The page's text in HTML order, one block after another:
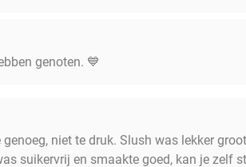
genoten. 💙
niet te druk. Slush was lekker
suikervrij en smaakte goed, kan je zelf